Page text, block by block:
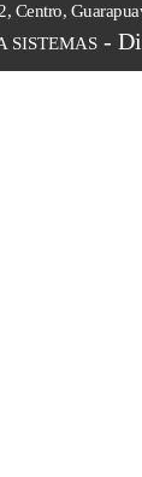
Centro,
SISTEMAS-